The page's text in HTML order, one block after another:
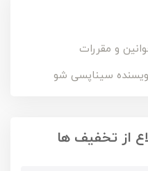
و مقررات
سیناپسی شو
از تخفیف ها